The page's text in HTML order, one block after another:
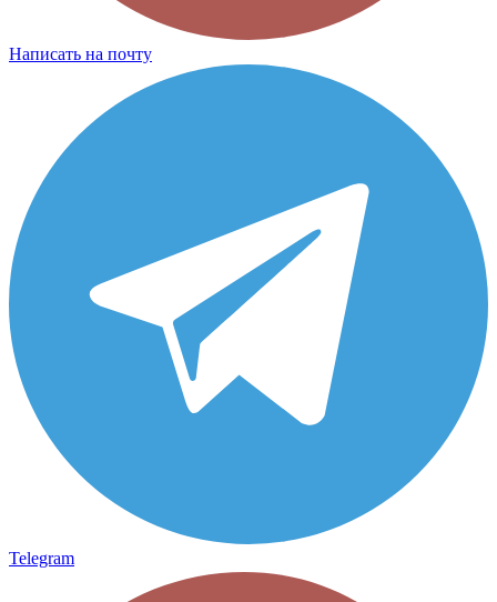
Написать на почту
Telegram